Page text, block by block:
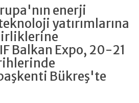
enerji
yatırımlarına
Balkan Expo, 20-21
Bükreş'te